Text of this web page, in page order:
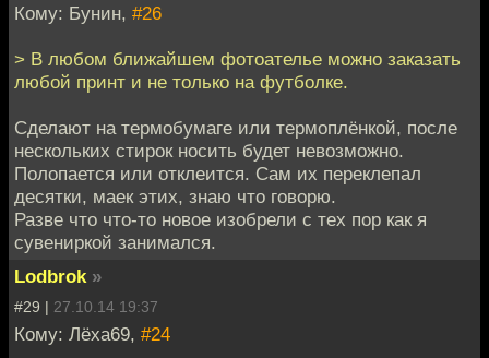
Кому: Бунин, #26
> В любом ближайшем фотоателье можно заказать
любой принт и не только на футболке.
Сделают на термобумаге или термоплёнкой, после
нескольких стирок носить будет невозможно.
Полопается или отклеится. Сам их переклепал
десятки, маек этих, знаю что говорю.
Разве что что-то новое изобрели с тех пор как я
сувениркой занимался.
Lodbrok »
#29 | 27.10.14 19:37
Кому: Лёха69, #24